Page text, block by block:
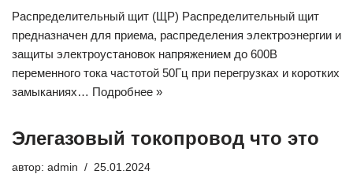
Распределительный щит (ЩР) Распределительный щит
предназначен для приема, распределения электроэнергии и
защиты электроустановок напряжением до 600В
переменного тока частотой 50Гц при перегрузках и коротких
замыканиях… Подробнее »
Элегазовый токопровод что это
автор: admin 25.01.2024